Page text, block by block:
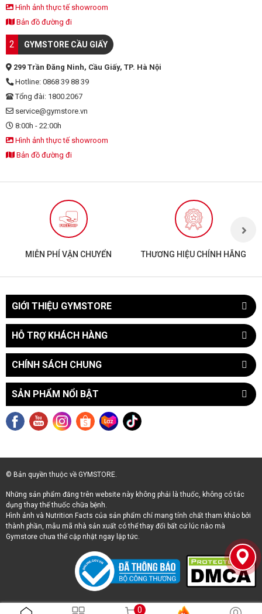
Hình ảnh thực tế showroom
Bản đồ đường đi
2 GYMSTORE CẦU GIẤY
299 Trần Đăng Ninh, Cầu Giấy, TP. Hà Nội
Hotline: 0868 39 88 39
Tổng đài: 1800.2067
service@gymstore.vn
8:00h - 22:00h
Hình ảnh thực tế showroom
Bản đồ đường đi
MIỄN PHÍ VẬN CHUYỂN THƯƠNG HIỆU CHÍNH HÃNG
GIỚI THIỆU GYMSTORE
HỖ TRỢ KHÁCH HÀNG
CHÍNH SÁCH CHUNG
SẢN PHẨM NỔI BẬT
© Bản quyền thuộc về GYMSTORE.
Những sản phẩm đăng trên website này không phải là thuốc, không có tác
dụng thay thế thuốc chữa bệnh.
Hình ảnh và Nutrition Facts của sản phẩm chỉ mang tính chất tham khảo bởi
thành phần, mẫu mã nhà sản xuất có thể thay đổi bất cứ lúc nào mà
Gymstore chưa thể cập nhật ngay lập tức.
0